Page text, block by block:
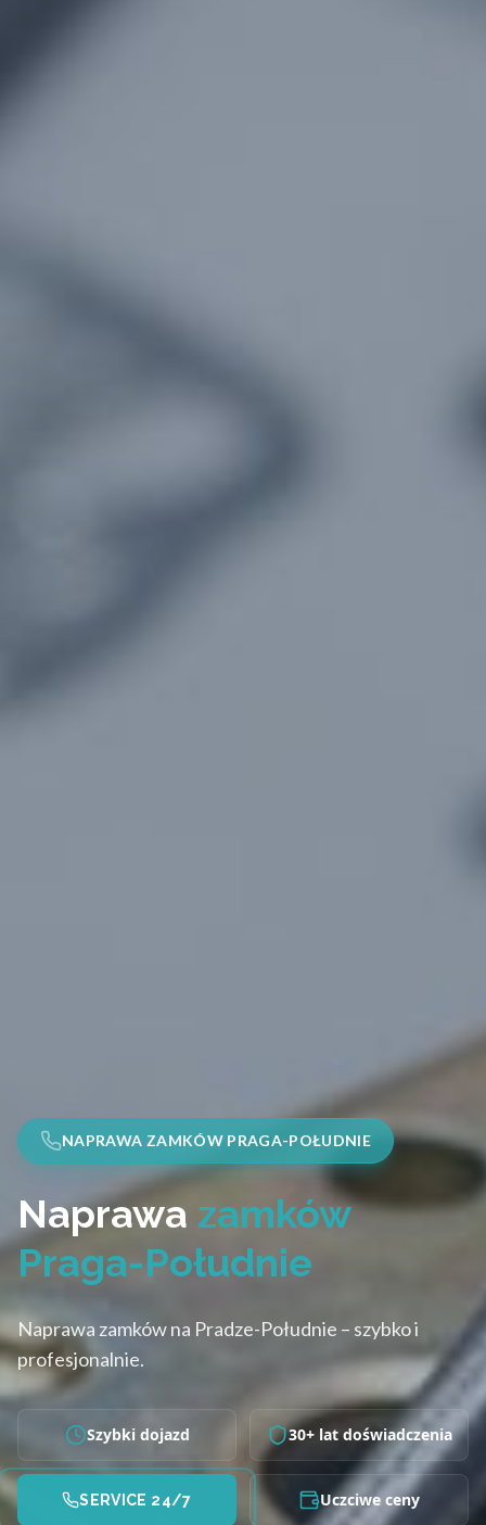
NAPRAWA ZAMKÓW PRAGA-POŁUDNIE
Naprawa zamków
Praga-Południe
Naprawa zamków na Pradze-Południe – szybko i
profesjonalnie.
Szybki dojazd 30+ lat doświadczenia
SERVICE 24/7 Uczciwe ceny